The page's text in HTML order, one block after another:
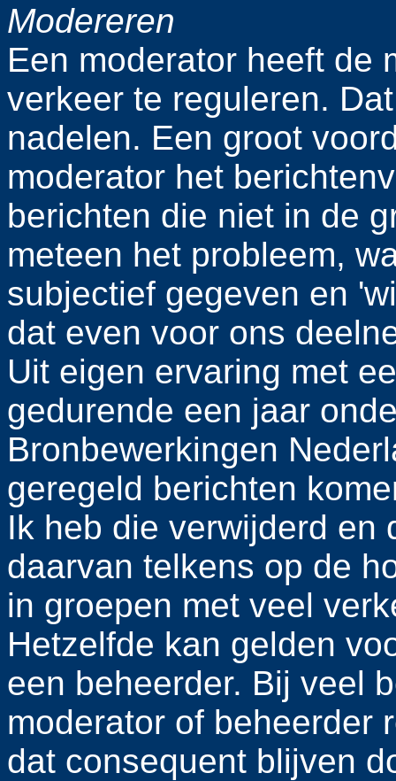
Modereren
Een moderator heeft de
verkeer te reguleren.
nadelen. Een groot
moderator het
berichten die niet in de
meteen het probleem,
subjectief gegeven en
dat even voor ons
Uit eigen ervaring met
gedurende een jaar
Bronbewerkingen
geregeld berichten
Ik heb die verwijderd en
daarvan telkens op de
in groepen met veel
Hetzelfde kan gelden
een beheerder. Bij veel
moderator of beheerder
dat consequent blijven